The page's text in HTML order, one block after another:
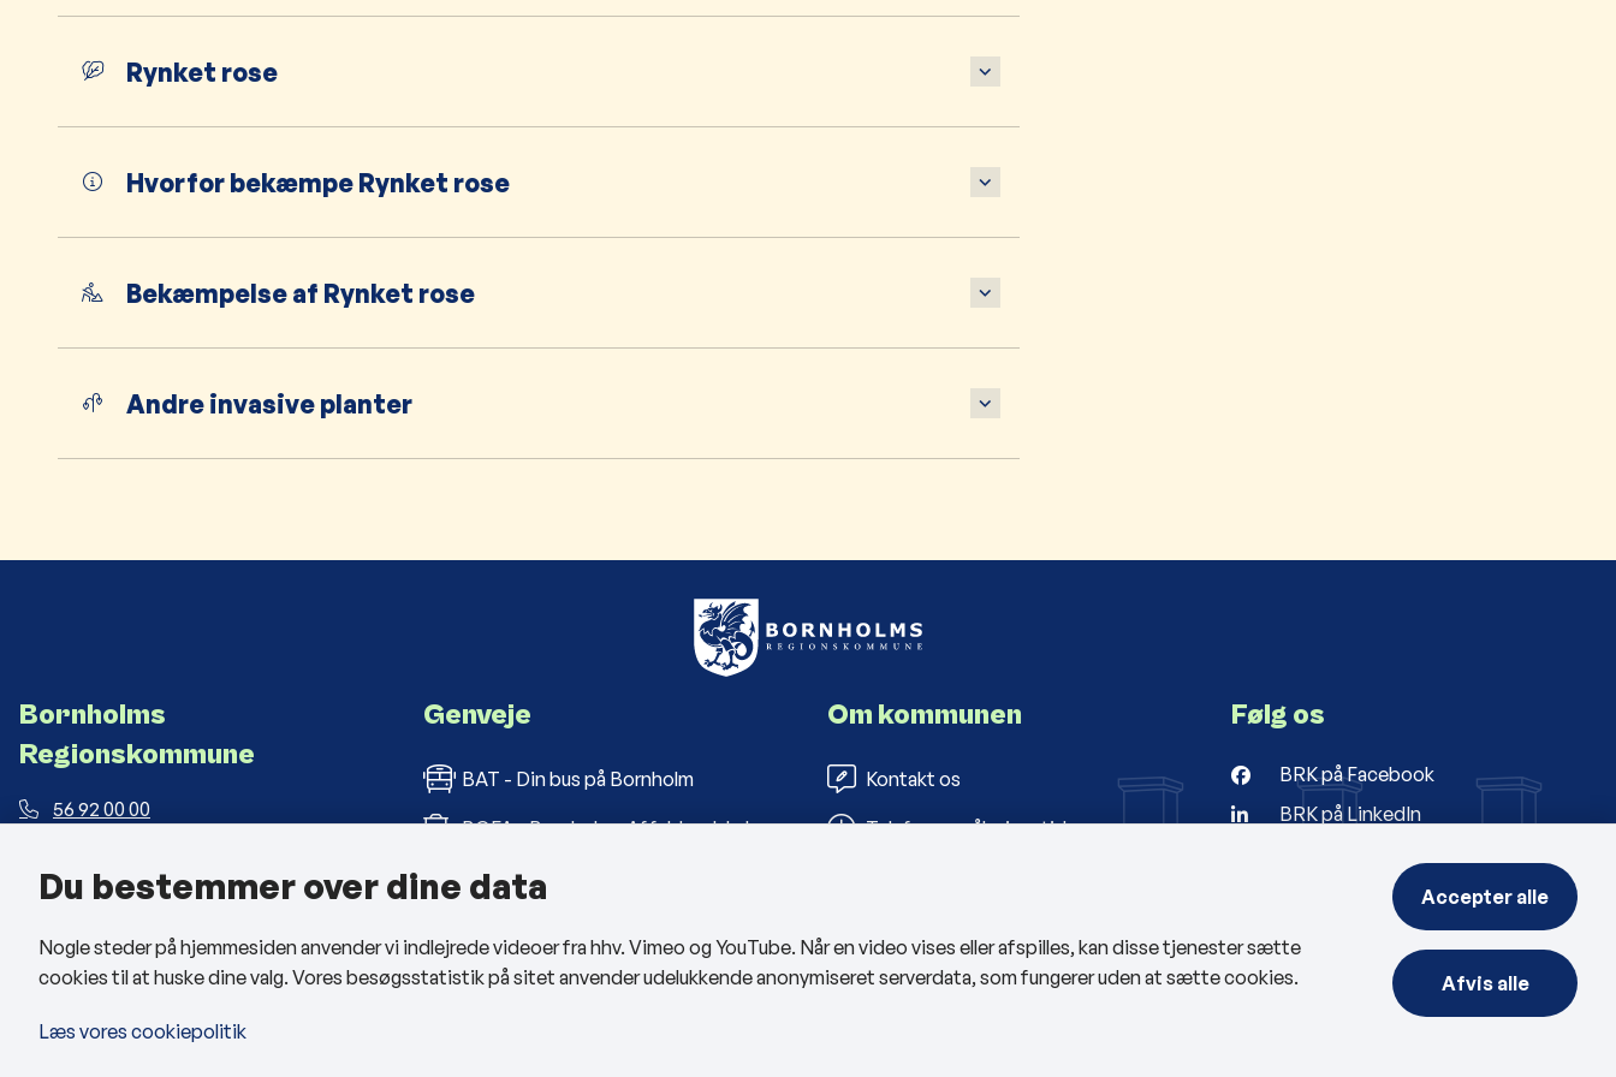
Rynket rose
Hvorfor bekæmpe Rynket rose
Bekæmpelse af Rynket rose
Andre invasive planter
Bornholms
Regionskommune
56 92 00 00
Landemærket 26, 3700 Rønne
Man - tors: kl. 09:00 - 14:00
Genveje
BAT - Din bus på Bornholm
BOFA - Bornholms Affaldsselskab
Bornholms Folkebiblioteker
Om kommunen
Kontakt os
Telefon- og åbningstider
Cookies
Følg os
BRK på Facebook
BRK på LinkedIn
Du bestemmer over dine data
Nogle steder på hjemmesiden anvender vi indlejrede videoer fra hhv. Vimeo og YouTube. Når en video vises eller afspilles, kan disse tjenester sætte
cookies til at huske dine valg. Vores besøgsstatistik på sitet anvender udelukkende anonymiseret serverdata, som fungerer uden at sætte cookies.
Læs vores cookiepolitik
Accepter alle
Afvis alle